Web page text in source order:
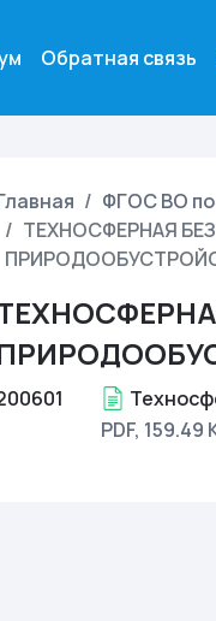
Обратная связь
ФГОС ВО по
ТЕХНОСФЕРНАЯ
PDF, 159.49